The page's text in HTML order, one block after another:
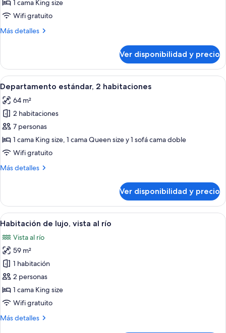
clásica,
cama
1 cama King size
Wifi gratuito
Más detalles
Más
doble
clásica,
1
cama
King
size
Ver disponibilidad y precio
Ver
todas
las
fotos
de
Departamento
estándar,
habitaciones
Una cocina compacta con estufa,
1
Departamento estándar, 2 habitaciones
64 m²
2 habitaciones
7 personas
1 cama King size, 1 cama Queen size y 1 sofá cama doble
Wifi gratuito
Más detalles
Más
estándar,
habitaciones
Ver disponibilidad y precio
Ver
todas
las
fotos
de
Habitación
de
lujo,
al
6
Habitación de lujo, vista al río
Vista al río
59 m²
1 habitación
2 personas
1 cama King size
Wifi gratuito
Más detalles
Más